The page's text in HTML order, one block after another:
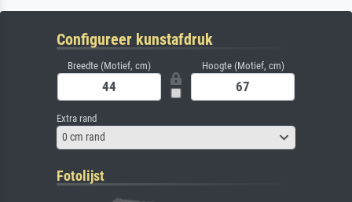
Configureer kunstafdruk
Breedte (Motief, cm) Hoogte (Motief, cm)
Extra rand
0 cm rand
Fotolijst